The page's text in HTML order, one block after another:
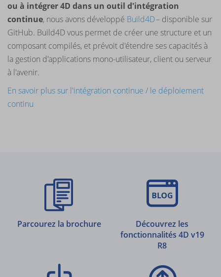
ou à intégrer 4D dans un outil d'intégration
continue, nous avons développé Build4D– disponible sur
GitHub. Build4D vous permet de créer une structure et un
composant compilés, et prévoit d'étendre ses capacités à
la gestion d'applications mono-utilisateur, client ou serveur
à l'avenir.
En savoir plus sur l'intégration continue / le déploiement
continu
Parcourez la brochure
Découvrez les
fonctionnalités 4D v19
R8